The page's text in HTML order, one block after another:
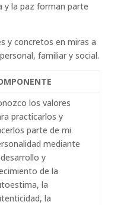
y la paz forman parte
y concretos en miras a
familiar y social.
los valores
practicarlos y
parte de mi
mediante
y
de la
la
la